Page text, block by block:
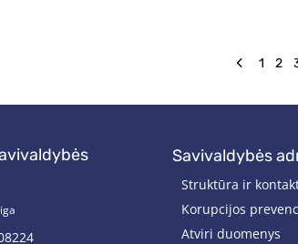
1 2
savivaldybės
Struktūra ir
Korupcijos
Atviri duomenys